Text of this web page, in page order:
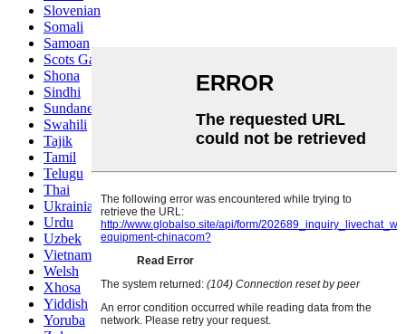
Slovenian
Somali
Samoan
Scots Gaelic
Shona
Sindhi
Sundanese
Swahili
Tajik
Tamil
Telugu
Thai
Ukrainian
Urdu
Uzbek
Vietnamese
Welsh
Xhosa
Yiddish
Yoruba